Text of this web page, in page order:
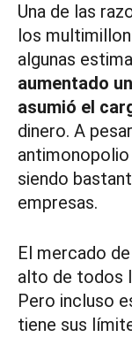
Una de las
los
algunas
aumentado
asumió el
dinero. A
antimonopolio
siendo
empresas.
El mercado
alto de todos
Pero incluso
tiene sus